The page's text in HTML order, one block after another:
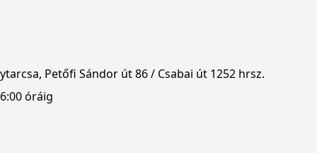
Petőfi Sándor út 86 / Csabai út 1252 hrsz.
óráig